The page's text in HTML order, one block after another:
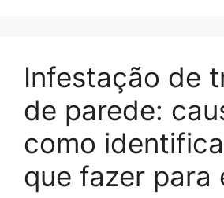
Infestação de
de parede:
como
que fazer para